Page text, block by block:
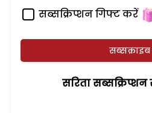
सब्सक्रिप्शन गिफ्ट करें
सरिता